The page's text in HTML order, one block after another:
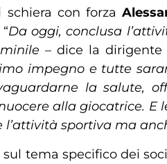
schiera con forza
Da oggi, conclusa
– dice la dirigente
impegno e tutte
la salute,
alla giocatrice.
l’attività sportiva ma
tema specifico dei